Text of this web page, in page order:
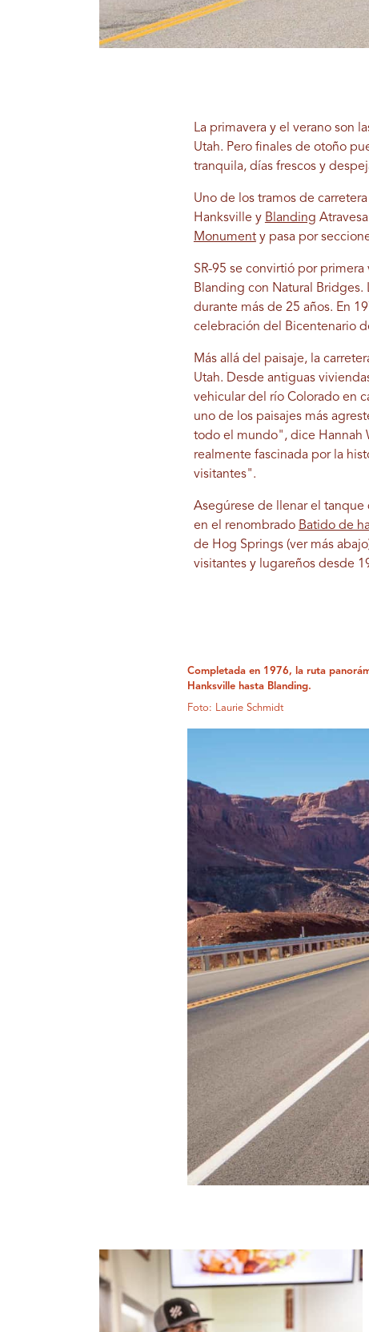
La primavera y el verano son
Utah. Pero finales de otoño
tranquila, días frescos y
Uno de los tramos de
Hanksville y Blanding
Monumenty pasa por
SR-95 se convirtió por primera
Blanding con Natural Bridges.
durante más de 25 años. En
celebración del Bicentenario
Más allá del paisaje, la
Utah. Desde antiguas
vehicular del río Colorado en
uno de los paisajes más
todo el mundo", dice Hannah
realmente fascinada por la
visitantes".
Asegúrese de llenar el tanque
en el renombrado Batido de
de Hog Springs (ver más
visitantes y lugareños desde
Completada en 1976, la ruta
Hanksville hasta Blanding.
Foto: Laurie Schmidt